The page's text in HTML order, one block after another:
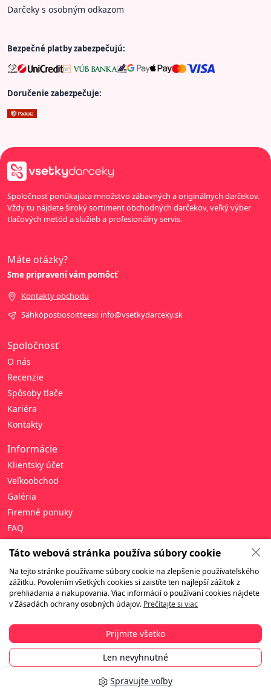
Darčeky s osobným odkazom
Bezpečné platby zabezpečujú:
Doručenie zabezpečuje:
Spoločnosť ponúkajúca množstvo zábavných a originálnych darčekov.
Vždy tu nájdete široký sortiment obchodných darčekov, veľký výber
tlačových metód a služieb a profesionálny servis.
Spoločnosť
O nás
Recenzie
Spôsoby tlače
Kariéra
Kontakty
Informácie
Klientsky účet
Veľkoobchod
Galéria
Firemné ponuky
FAQ
Pomoc
Zásady ochrany osobných údajov
Zmluvné podmienky
Záruka a vrátenie tovaru
Platba
Máte otázky?
Sme pripravení vám pomôcť
Kontakty obchodu
Sähköpostiosoitteesi: info@vsetkydarceky.sk
© 2010-2026 Vsetkydarceky.sk. Všetky práva vyhradené.
Táto webová stránka používa súbory cookie
Na tejto stránke používame súbory cookie na zlepšenie používateľského
zážitku. Povolením všetkých cookies si zaistíte ten najlepší zážitok z
prehliadania a nakupovania. Viac informácií o používaní cookies nájdete
v Zásadách ochrany osobných údajov. Prečítajte si viac
Prijmite všetko
Len nevyhnutné
Spravujte voľby